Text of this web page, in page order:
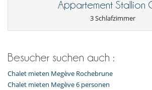
Appartement Stallion
3 Schlafzimmer
Besucher suchen auch :
Chalet mieten Megève Rochebrune
Chalet mieten Megève 6 personen